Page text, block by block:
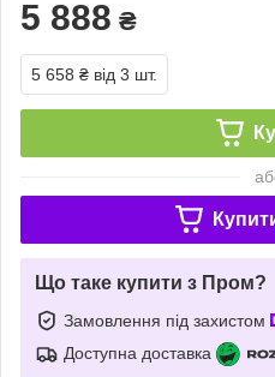
5 888 ₴
5 658 ₴ від 3 шт.
Що таке купити з Пром?
Замовлення під захистом
Доступна доставка